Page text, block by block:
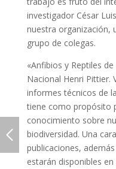
investigador César
nuestra organización,
grupo de colegas.
«Anfibios y Reptiles
Nacional Henri Pittier.
informes técnicos de
tiene como propósito
conocimiento sobre
biodiversidad. Una
publicaciones,
estarán disponibles